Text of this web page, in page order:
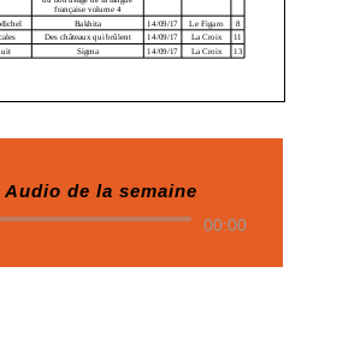
Audio de la semaine
Lecteur
00:00